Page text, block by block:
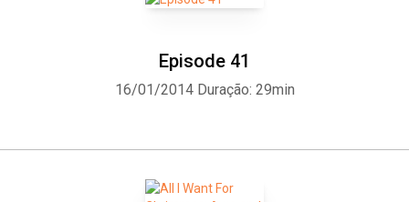
Episode 41
16/01/2014 Duração: 29min
Facebook